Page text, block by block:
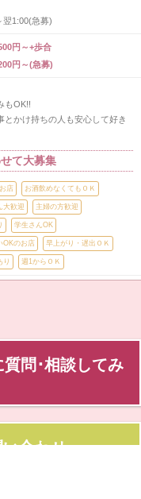
翌1:00(急募)
円～+歩合
円～(急募)
もOK!!
とかけ持ちの人も安心して好き
て大募集
店 お酒飲めなくてもＯＫ
大歓迎 主婦の方歓迎
学生さんOK
OKのお店 早上がり・遅出ＯＫ
り 週1からＯＫ
問･相談してみ
合わせ